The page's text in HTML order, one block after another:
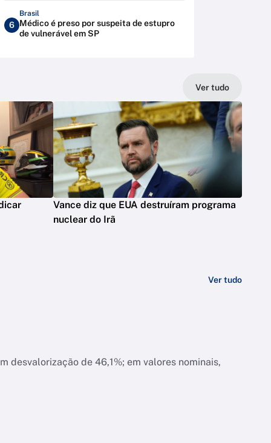
6
Brasil
Médico é preso por suspeita de estupro
de vulnerável em SP
Ver tudo
Vance diz que EUA destruíram programa
nuclear do Irã
Ver tudo
de 46,1%; em valores nominais,